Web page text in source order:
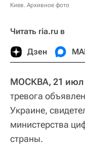
Киев. Архивное фото
Читать ria.ru в
Дзен
МОСКВА, 21 июл
тревога
Украине,
министерства
страны.